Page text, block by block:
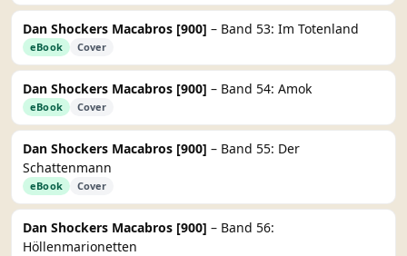
Dan Shockers Macabros [900] – Band 53: Im Totenland
eBook Cover
Dan Shockers Macabros [900] – Band 54: Amok
eBook Cover
Dan Shockers Macabros [900] – Band 55: Der
Schattenmann
eBook Cover
Dan Shockers Macabros [900] – Band 56:
Höllenmarionetten